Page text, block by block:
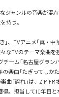
ジャンルの音楽が混
持つ。
」、TVアニメ「真・中
々なTVのテーマ楽曲
ーム「名古屋グラン
楽曲「たぎってしか
曲「誇れ」は、ZIP-FM
得。担当して10年目